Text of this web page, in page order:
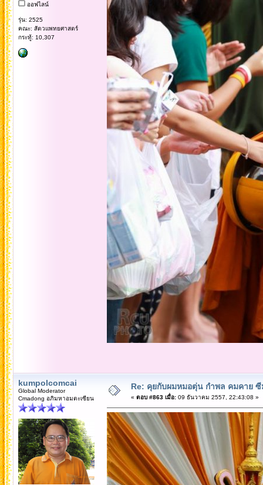
ออฟไลน์
รุ่น: 2525
คณะ: สัตวแพทยศาสตร์
กระทู้: 10,307
kumpolcomcai
Global Moderator
Cmadong อภิมหาอมตะเซียน
Re: คุยกับผมหมอตุ่น กำพล คมคาย
« ตอบ #863 เมื่อ:09 ธันวาคม 2557, 22:43:08 »